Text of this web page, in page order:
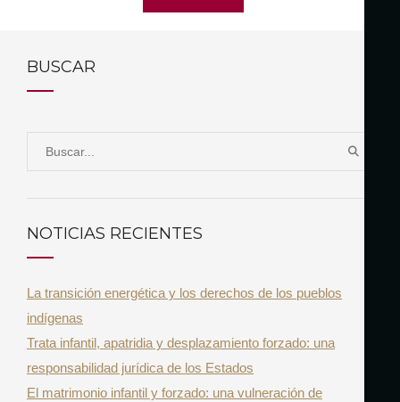
BUSCAR
c
f
o
r
:
B
NOTICIAS RECIENTES
La transición energética y los derechos de los pueblos
indígenas
Trata infantil, apatridia y desplazamiento forzado: una
responsabilidad jurídica de los Estados
El matrimonio infantil y forzado: una vulneración de